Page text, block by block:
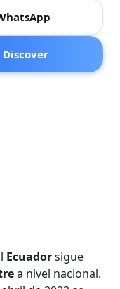
Discover
Ecuadorsigue
a nivel nacional.